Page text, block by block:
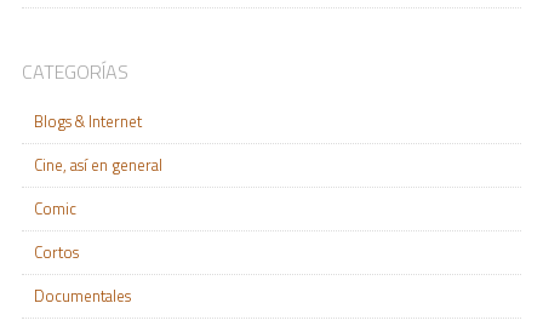
CATEGORÍAS
Blogs & Internet
Cine, así en general
Comic
Cortos
Documentales